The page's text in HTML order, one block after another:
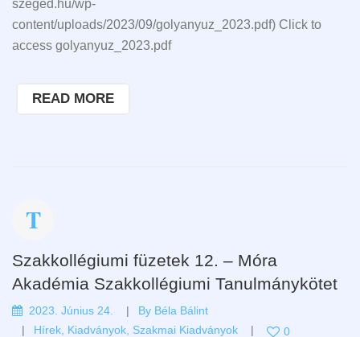
szeged.hu/wp-
content/uploads/2023/09/golyanyuz_2023.pdf) Click to
access golyanyuz_2023.pdf
READ MORE
Szakkollégiumi füzetek 12. – Móra
Akadémia Szakkollégiumi Tanulmánykötet
2023. Június 24. By Béla Bálint
Hírek Kiadványok Szakmai Kiadványok 0